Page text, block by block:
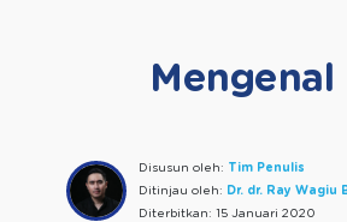
Disusun oleh: Tim Penulis
Ditinjau oleh: Dr. dr. Ray Wagiu
Diterbitkan: 15 Januari 2020